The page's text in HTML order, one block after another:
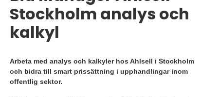
Stockholm analys och
kalkyl
Arbeta med analys och kalkyler hos Ahlsell i Stockholm
och bidra till smart prissättning i upphandlingar inom
offentlig sektor.